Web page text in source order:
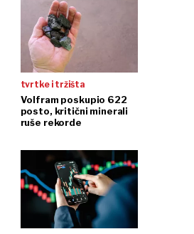
tvrtke i tržišta
Volfram poskupio 622
posto, kritični minerali
ruše rekorde